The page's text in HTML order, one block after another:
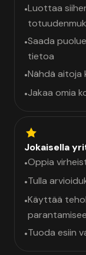
•Luottaa
•Saada
tietoa
•Nähdä aitoja
•Jakaa omia
Jokaisella
•Oppia
•Tulla
•Käyttää
•Tuoda esiin